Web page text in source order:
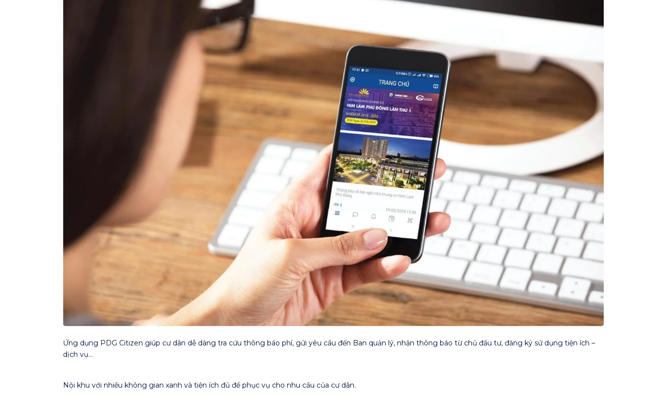
Ứng dụng PDG Citizen giúp cư dân dễ dàng tra cứu thông báo phí, gửi yêu cầu đến Ban quản lý, nhận thông báo từ chủ đầu tư, đăng ký sử dụng tiện ích –
dịch vụ…
Nội khu với nhiều không gian xanh và tiện ích đủ để phục vụ cho nhu cầu của cư dân.